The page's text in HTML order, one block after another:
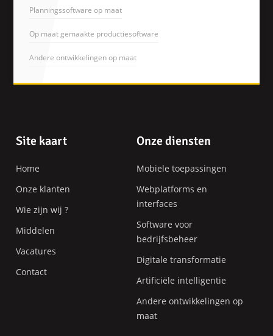
Planningssoftware op maat
Op maat gemaakte productiesoftware
Andere ontwikkelingen op maat
Pagina-
Site kaart
Home
Onze klanten
Wie zijn wij ?
Middelen
Vacatures
Contact
Onze diensten
Mobiele toepassingen
Webplatforms en
interfaces
Software voor
bedrijfsbeheer
Digitale transformatie
Artificiële intelligentie
Andere ontwikkelingen op
maat